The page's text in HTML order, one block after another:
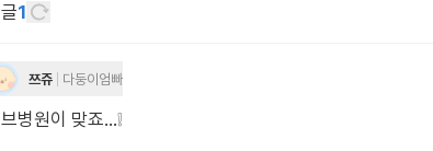
1
쯔쥬 다둥이엄빠
병원이 맞죠…❕